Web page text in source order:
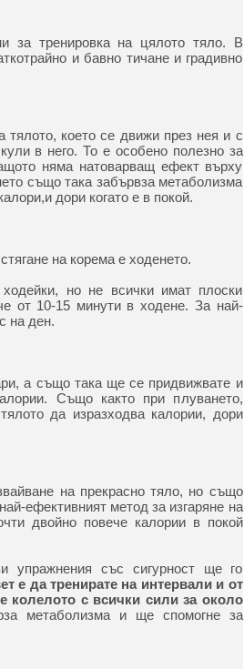
за тренировка на цялото тяло. В
и бавно тичане и градивно
тялото, което се движи през нея и с
в него. То е особено полезно за
няма натоварващ ефект върху
също така забървза метаболизма
дори когато е в покой.
на корема е ходенето.
но не всички имат плоски
от 10-15 минути в ходене. За най-
на ден.
а също така ще се придвижвате и
Също както при плуването,
да изразходва калории, дори
на прекрасно тяло, но също
ефективният метод за изгаряне на
двойно повече калории в покой
упражнения със сигурност ще го
е да тренирате на интервали и от
колелото с всички сили за около
метаболизма и ще спомогне за